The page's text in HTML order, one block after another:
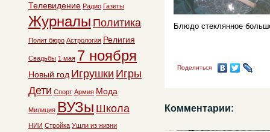
Блюдо стеклянное
Поделиться
Комментарии:
Телевидение Радио Газеты
Журналы Политика
Полит бюро Астрология Религия
Свадьбы 1 мая 7 ноября
Новый год Игрушки Игры
Дети Спорт Армия Мода
Милиция ВУЗы Школа
НИИ Стройка Ушли из жизни